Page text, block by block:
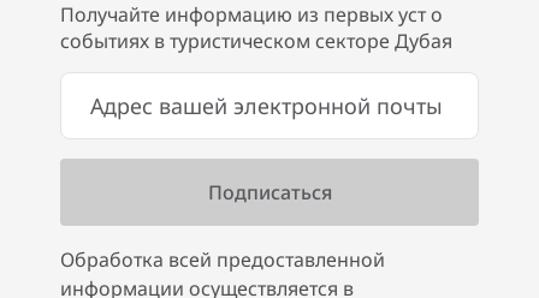
Получайте информацию из первых уст о
событиях в туристическом секторе Дубая
Обработка всей предоставленной
информации осуществляется в